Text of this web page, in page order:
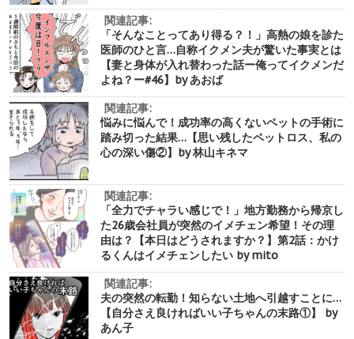
関連記事:
「そんなことってあり得る？！」高熱の娘を診た
医師のひと言…自称イクメン夫が驚いた事実とは
【妻と身体が入れ替わった話ー俺ってイクメンだ
よね？ー#46】by あおば
関連記事:
悩みに悩んで！成功率の高くないペットの手術に
踏み切った結果…【思い残したペットロス、私の
心の深い傷②】by 林山キネマ
関連記事:
「全力でチャラい感じで！」地方勤務から帰京し
た26歳会社員が突然のイメチェン希望！その理
由は？【本日はどうされますか？】第2話：かけ
るくんはイメチェンしたい by mito
関連記事:
夫の突然の転勤！知らない土地へ引越すことに…
【自分さえ良ければいい子ちゃんの末路①】 by
あん子